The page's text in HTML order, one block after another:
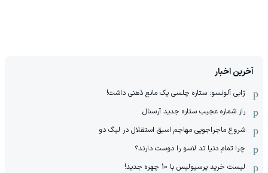
آخرین اخبار
ژابی آلونسو: ستاره چلسی یک مانع ذهنی داشت!
راز شماره عجیب ستاره جدید آرسنال
شروع ماجراجویی مهاجم اسبق استقلال در لیگ دو
چرا تمام دنیا تد لاسو را دوست دارند؟
لیست خرید پرسپولیس با 10 چهره جدید!